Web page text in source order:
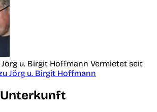
u. Birgit Hoffmann Vermietet seit
Jörg u. Birgit Hoffmann